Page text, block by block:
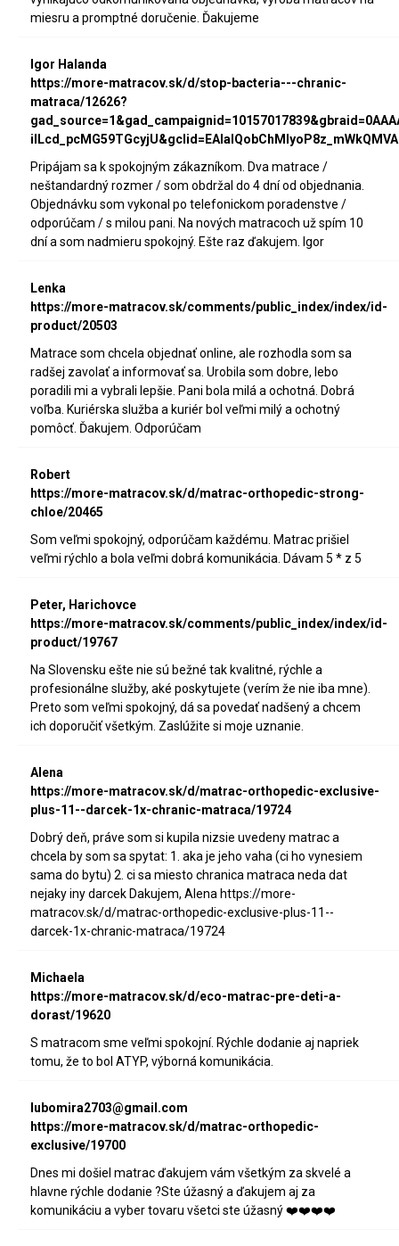
miesru a promptné doručenie. Ďakujeme
Igor Halanda
https://more-matracov.sk/d/stop-bacteria---chranic-
matraca/12626?
Pripájam sa k spokojným zákazníkom. Dva matrace /
neštandardný rozmer / som obdržal do 4 dní od objednania.
Objednávku som vykonal po telefonickom poradenstve /
odporúčam / s milou pani. Na nových matracoch už spím 10
dní a som nadmieru spokojný. Ešte raz ďakujem. Igor
Lenka
https://more-matracov.sk/comments/public_index/index/id-
product/20503
Matrace som chcela objednať online, ale rozhodla som sa
radšej zavolať a informovať sa. Urobila som dobre, lebo
poradili mi a vybrali lepšie. Pani bola milá a ochotná. Dobrá
voľba. Kuriérska služba a kuriér bol veľmi milý a ochotný
pomôcť. Ďakujem. Odporúčam
Robert
https://more-matracov.sk/d/matrac-orthopedic-strong-
chloe/20465
Som veľmi spokojný, odporúčam každému. Matrac prišiel
veľmi rýchlo a bola veľmi dobrá komunikácia. Dávam 5 * z 5
Peter, Harichovce
https://more-matracov.sk/comments/public_index/index/id-
product/19767
Na Slovensku ešte nie sú bežné tak kvalitné, rýchle a
profesionálne služby, aké poskytujete (verím že nie iba mne).
Preto som veľmi spokojný, dá sa povedať nadšený a chcem
ich doporučiť všetkým. Zaslúžite si moje uznanie.
Alena
https://more-matracov.sk/d/matrac-orthopedic-exclusive-
plus-11--darcek-1x-chranic-matraca/19724
Dobrý deň, práve som si kupila nizsie uvedeny matrac a
chcela by som sa spytat: 1. aka je jeho vaha (ci ho vynesiem
sama do bytu) 2. ci sa miesto chranica matraca neda dat
nejaky iny darcek Dakujem, Alena https://more-
matracov.sk/d/matrac-orthopedic-exclusive-plus-11--
darcek-1x-chranic-matraca/19724
Michaela
https://more-matracov.sk/d/eco-matrac-pre-deti-a-
dorast/19620
S matracom sme veľmi spokojní. Rýchle dodanie aj napriek
tomu, že to bol ATYP, výborná komunikácia.
lubomira2703@gmail.com
https://more-matracov.sk/d/matrac-orthopedic-
exclusive/19700
Dnes mi došiel matrac ďakujem vám všetkým za skvelé a
hlavne rýchle dodanie ?Ste úžasný a ďakujem aj za
komunikáciu a vyber tovaru všetci ste úžasný ❤️❤️❤️❤️